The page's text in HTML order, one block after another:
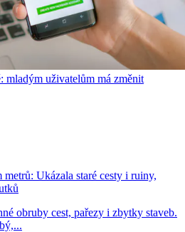
mladým uživatelům má změnit
Ukázala staré cesty i ruiny,
obruby cest, pařezy i zbytky staveb.